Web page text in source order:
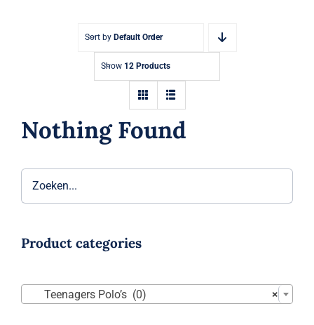
Sort by Default Order
Show 12 Products
Nothing Found
Product categories
×
Teenagers Polo’s (0)